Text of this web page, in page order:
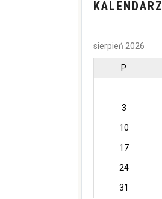
KALENDARZ
sierpień 2026
P
3
10
17
24
31